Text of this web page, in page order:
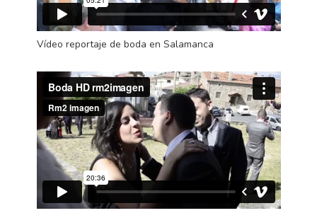
Vídeo reportaje de boda en Salamanca